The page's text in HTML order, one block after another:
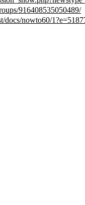
916408535050489/
docs/nowto60/